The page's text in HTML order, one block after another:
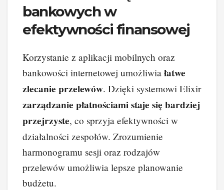
bankowych w
efektywności finansowej
Korzystanie z aplikacji mobilnych oraz
bankowości internetowej umożliwia łatwe
zlecanie przelewów. Dzięki systemowi Elixir
zarządzanie płatnościami staje się bardziej
przejrzyste, co sprzyja efektywności w
działalności zespołów. Zrozumienie
harmonogramu sesji oraz rodzajów
przelewów umożliwia lepsze planowanie
budżetu.